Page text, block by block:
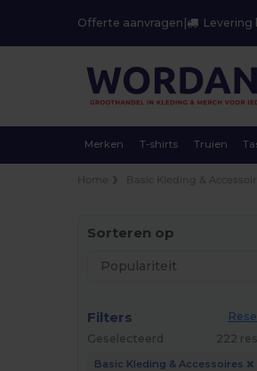
Offerte aanvragen Levering
Merken T-shirts Truien
Sorteren op
Filters
Geselecteerd
222
Basic Kleding & Accessoires